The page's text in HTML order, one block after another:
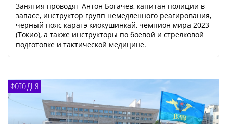
Занятия проводят Антон Богачев, капитан полиции в
запасе, инструктор групп немедленного реагирования,
черный пояс каратэ киокушинкай, чемпион мира 2023
(Токио), а также инструкторы по боевой и стрелковой
подготовке и тактической медицине.
ФОТО ДНЯ